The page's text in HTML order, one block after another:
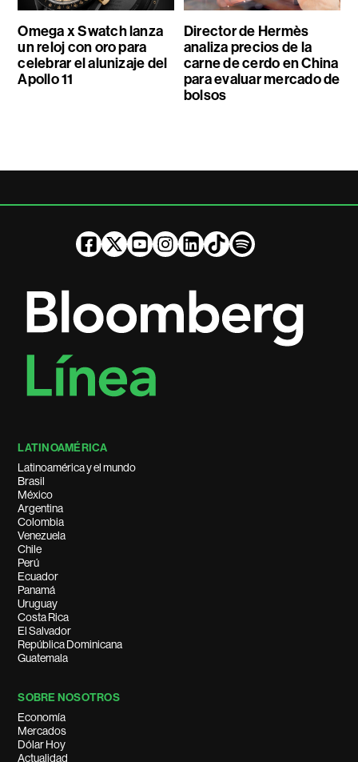
Omega x Swatch lanza
un reloj con oro para
celebrar el alunizaje del
Apollo 11
Director de Hermès
analiza precios de la
carne de cerdo en China
para evaluar mercado de
bolsos
LATINOAMÉRICA
Latinoamérica y el mundo
Brasil
México
Argentina
Colombia
Venezuela
Chile
Perú
Ecuador
Panamá
Uruguay
Costa Rica
El Salvador
República Dominicana
Guatemala
SOBRE NOSOTROS
Economía
Mercados
Dólar Hoy
Actualidad